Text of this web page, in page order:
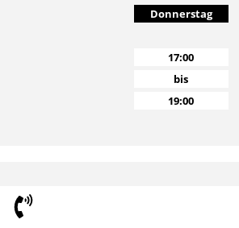
Donnerstag
17:00
bis
19:00